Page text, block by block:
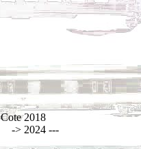
Cote 2018
-> 2024 ---